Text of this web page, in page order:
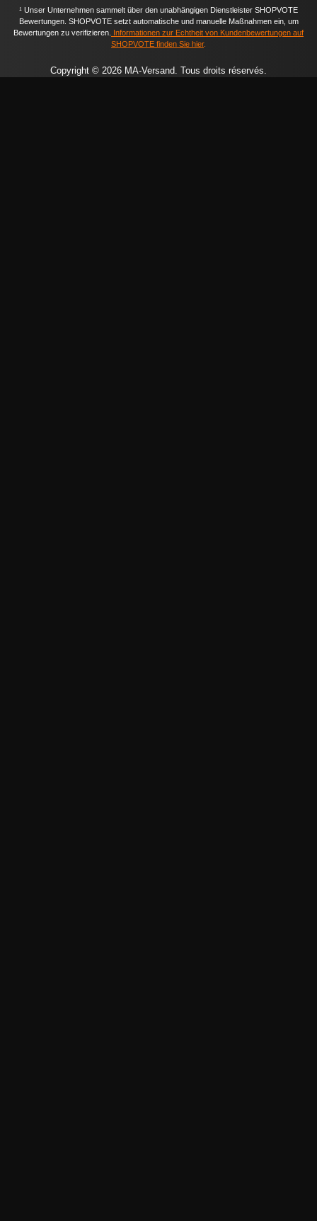
¹ Unser Unternehmen sammelt über den unabhängigen Dienstleister SHOPVOTE
Bewertungen. SHOPVOTE setzt automatische und manuelle Maßnahmen ein, um
Bewertungen zu verifizieren. Informationen zur Echtheit von Kundenbewertungen auf
SHOPVOTE finden Sie hier.
Copyright © 2026 MA-Versand. Tous droits réservés.